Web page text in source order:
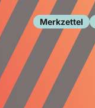
Merkzettel
Gesellschaft